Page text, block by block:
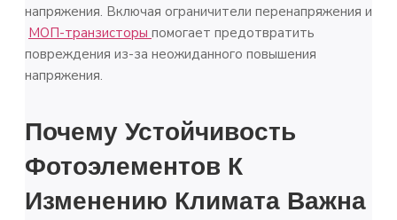
напряжения. Включая ограничители перенапряжения и
МОП-транзисторы помогает предотвратить
повреждения из-за неожиданного повышения
напряжения.
Почему Устойчивость
Фотоэлементов К
Изменению Климата Важна